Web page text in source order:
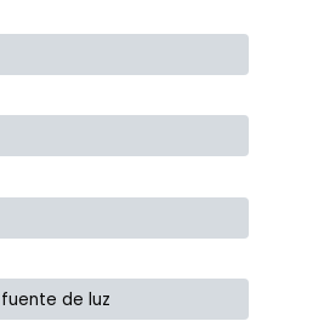
de luz